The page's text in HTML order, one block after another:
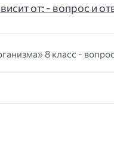
от: - вопрос и
8 класс -